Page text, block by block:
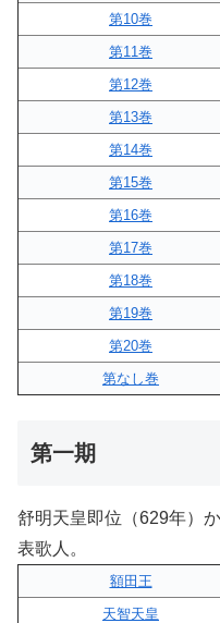
第10巻
第11巻
第12巻
第13巻
第14巻
第15巻
第16巻
第17巻
第18巻
第19巻
第20巻
第なし巻
第一期
舒明天皇即位（629年）
表歌人。
額田王
天智天皇